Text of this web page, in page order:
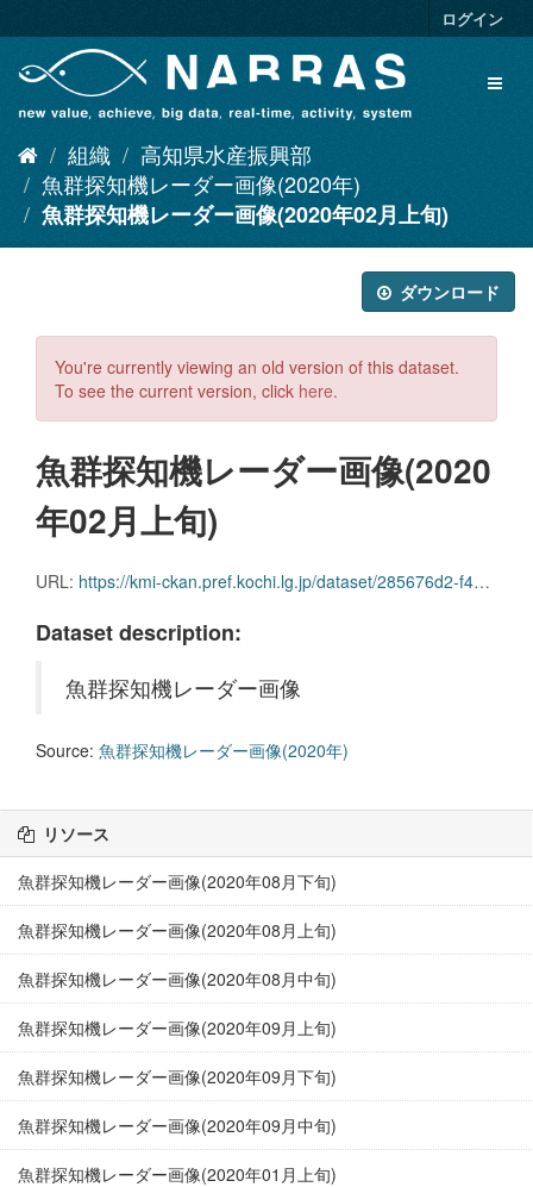
キ
ログイン
組織
高知県水産振興部
魚群探知機レーダー画像(2020年)
魚群探知機レーダー画像(2020年02月上旬)
ダウンロード
You're currently viewing an old version of this dataset.
To see the current version, click here.
魚群探知機レーダー画像(2020
年02月上旬)
URL: https://kmi-ckan.pref.kochi.lg.jp/dataset/285676d2-f4c1-41d1-96ed-99d6747533d5/resource/5a1ed32b-ae24-43b0-b205-3b373d341a89/download/gyoguntanchikireedaagazou2020nen02-joujun.zip
Dataset description:
魚群探知機レーダー画像
Source: 魚群探知機レーダー画像(2020年)
リソース
魚群探知機レーダー画像(2020年08月下旬)
魚群探知機レーダー画像(2020年08月上旬)
魚群探知機レーダー画像(2020年08月中旬)
魚群探知機レーダー画像(2020年09月上旬)
魚群探知機レーダー画像(2020年09月下旬)
魚群探知機レーダー画像(2020年09月中旬)
魚群探知機レーダー画像(2020年01月上旬)